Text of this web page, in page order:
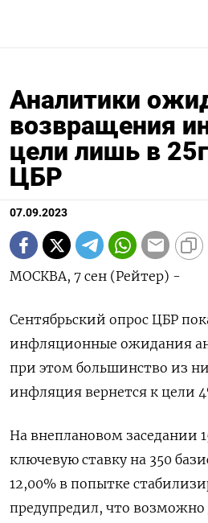
Аналитики
возвращения
цели лишь в
ЦБР
07.09.2023
МОСКВА, 7 сен (Рейтер) -
Сентябрьский опрос ЦБР
инфляционные ожидания
при этом большинство из
инфляция вернется к цели
На внеплановом заседании
ключевую ставку на 350
12,00% в попытке
предупредил, что возможно